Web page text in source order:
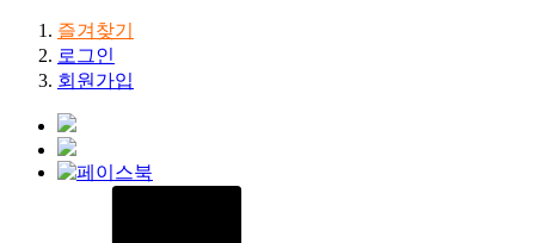
즐겨찾기
로그인
회원가입